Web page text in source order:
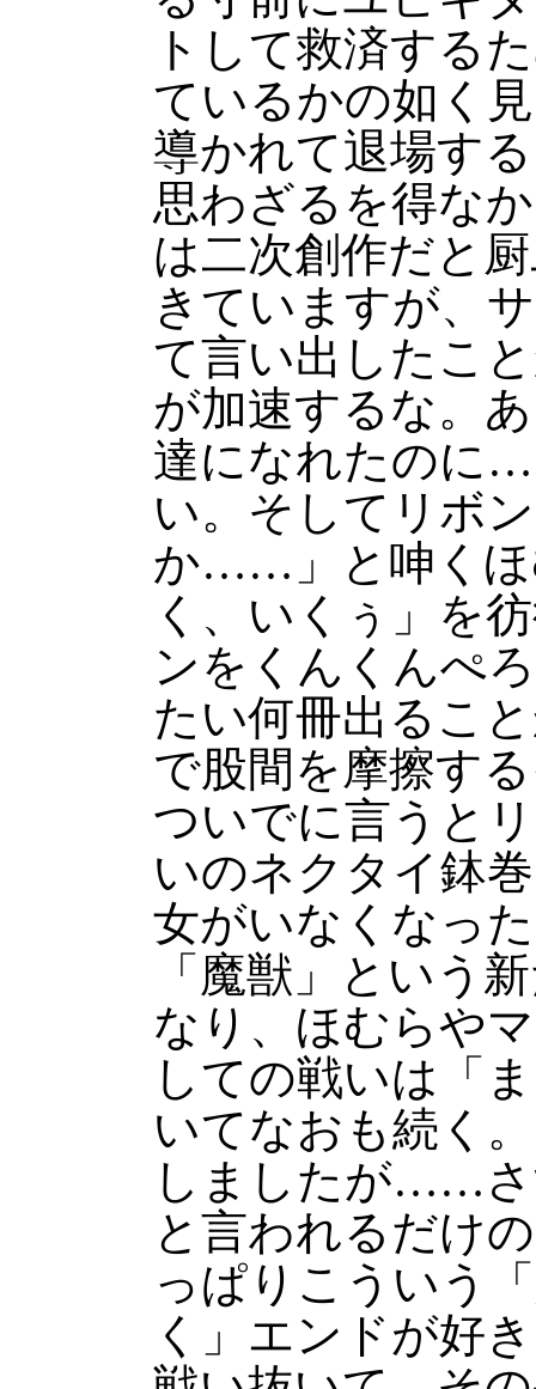
トして救済する
ているかの如く
導かれて退場す
思わざるを得な
は二次創作だと
きていますが、
て言い出したこ
が加速するな。
達になれたのに
い。そしてリボ
か……」と呻くほ
く、いくぅ」を
ンをくんくんぺ
たい何冊出るこ
で股間を摩擦す
ついでに言うと
いのネクタイ鉢
女がいなくなっ
「魔獣」という
なり、ほむらや
しての戦いは「
いてなおも続く
しましたが……さ
と言われるだけ
っぱりこういう
く」エンドが好